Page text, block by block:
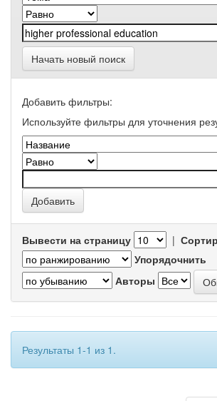
Начать новый поиск
Добавить фильтры:
Используйте фильтры для уточнения
Вывести на страницу |
Упорядочнить
Авторы
Результаты 1-1 из 1.